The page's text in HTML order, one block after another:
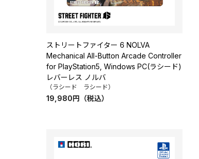
ストリートファイター 6 NOLVA
Mechanical All-Button Arcade Controller
for PlayStation5, Windows PC(ラシード)
レバーレス ノルバ
（ラシード ラシード）
19,980円 （税込）